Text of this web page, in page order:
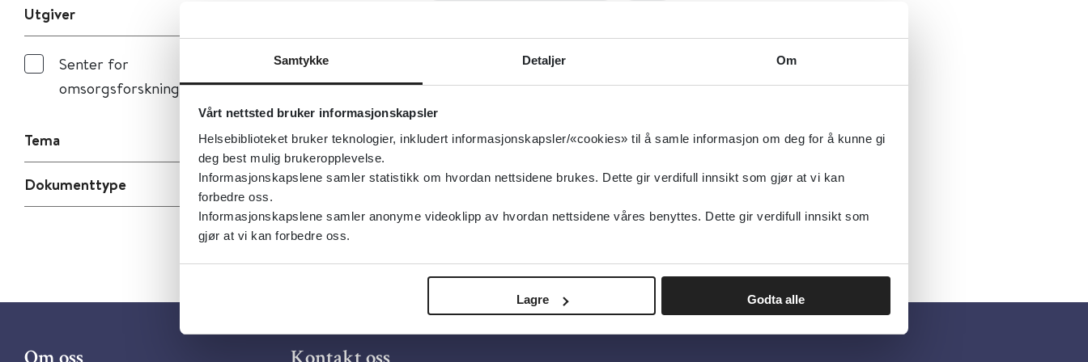
Samtykke Detaljer Om
Vårt nettsted bruker informasjonskapsler
Helsebiblioteket bruker teknologier, inkludert informasjonskapsler/«cookies» til å samle informasjon om deg for å kunne gi
deg best mulig brukeropplevelse.
Informasjonskapslene samler statistikk om hvordan nettsidene brukes. Dette gir verdifull innsikt som gjør at vi kan
forbedre oss.
Informasjonskapslene samler anonyme videoklipp av hvordan nettsidene våres benyttes. Dette gir verdifull innsikt som
gjør at vi kan forbedre oss.
Lagre Godta alle
Utgiver
Senter for
omsorgsforskning
Tema
Dokumenttype
« 1 2 »